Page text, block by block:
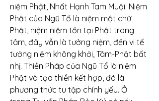
niệm Phật, Nhất Hạnh Tam Muội. Niệm
Phật của Ngũ Tổ là niệm một chữ
Phật, niệm niệm tồn tại Phật trong
tâm, đây vẫn là tưởng niệm, đến vi tế
tưởng niệm không khởi, Tâm-Phật bất
nhị. Thiền Pháp của Ngũ Tổ là niệm
Phật và tọa thiền kết hợp, đó là
phương thức tu tập chính yếu. Ở